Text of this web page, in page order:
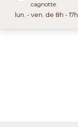
cagnotte.
lun. - ven. de 8h - 17h